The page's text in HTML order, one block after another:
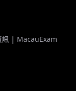
訊 | MacauExam